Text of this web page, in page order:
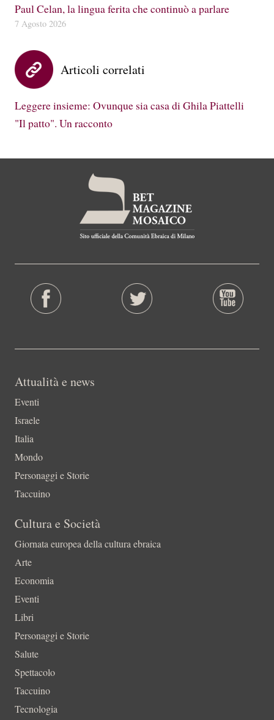
Paul Celan, la lingua ferita che continuò a parlare
7 Agosto 2026
Articoli correlati
Leggere insieme: Ovunque sia casa di Ghila Piattelli
"Il patto". Un racconto
Attualità e news
Eventi
Israele
Italia
Mondo
Personaggi e Storie
Taccuino
Cultura e Società
Giornata europea della cultura ebraica
Arte
Economia
Eventi
Libri
Personaggi e Storie
Salute
Spettacolo
Taccuino
Tecnologia